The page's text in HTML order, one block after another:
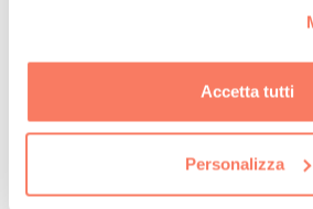
Accetta tutti
Personalizza
come